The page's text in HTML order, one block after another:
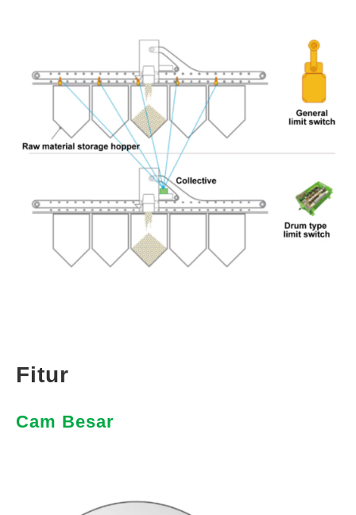
Fitur
Cam Besar